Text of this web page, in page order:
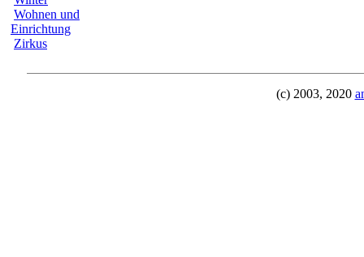
Wohnen und
Einrichtung
Zirkus
(c) 2003, 2020